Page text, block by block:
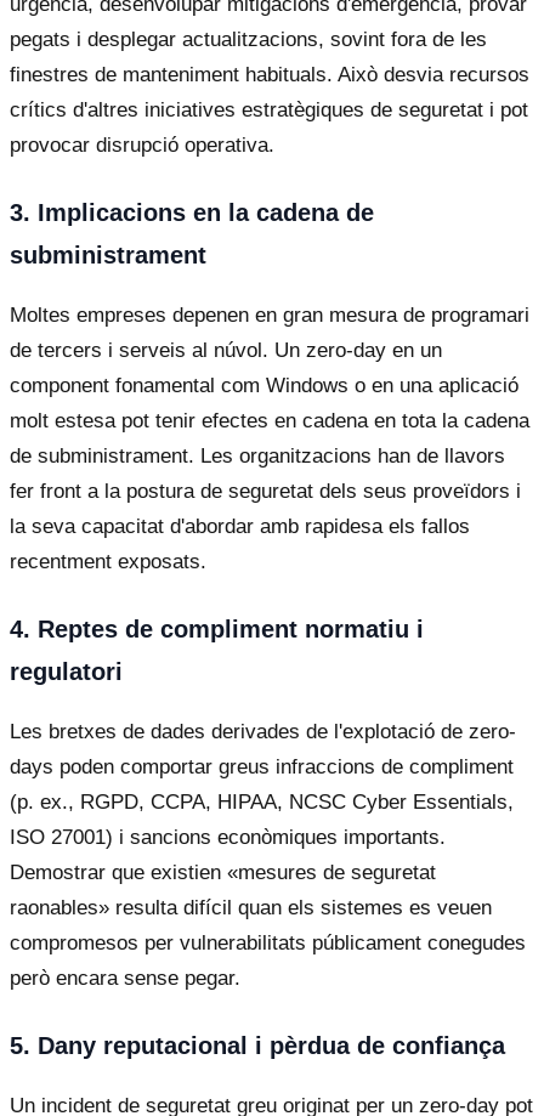
pegats i desplegar actualitzacions, sovint fora de les
finestres de manteniment habituals. Això desvia recursos
crítics d'altres iniciatives estratègiques de seguretat i pot
provocar disrupció operativa.
3. Implicacions en la cadena de
subministrament
Moltes empreses depenen en gran mesura de programari
de tercers i serveis al núvol. Un zero-day en un
component fonamental com Windows o en una aplicació
molt estesa pot tenir efectes en cadena en tota la cadena
de subministrament. Les organitzacions han de llavors
fer front a la postura de seguretat dels seus proveïdors i
la seva capacitat d'abordar amb rapidesa els fallos
recentment exposats.
4. Reptes de compliment normatiu i
regulatori
Les bretxes de dades derivades de l'explotació de zero-
days poden comportar greus infraccions de compliment
(p. ex., RGPD, CCPA, HIPAA, NCSC Cyber Essentials,
ISO 27001) i sancions econòmiques importants.
Demostrar que existien «mesures de seguretat
raonables» resulta difícil quan els sistemes es veuen
compromesos per vulnerabilitats públicament conegudes
però encara sense pegar.
5. Dany reputacional i pèrdua de confiança
Un incident de seguretat greu originat per un zero-day pot